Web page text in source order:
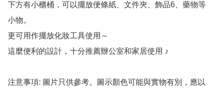
下方有小櫃桶，可以擺放便條紙、文件夾、飾品6、藥物等
小物。
更可用作擺放化妝工具使用～
這麼便利的設計，十分推薦辦公室和家居使用 ♪
注意事項: 圖片只供參考。圖示顏色可能與實物有別，應以